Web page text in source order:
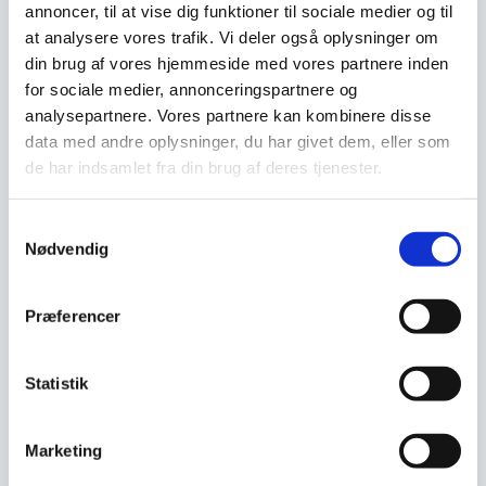
annoncer, til at vise dig funktioner til sociale medier og til
at analysere vores trafik. Vi deler også oplysninger om
din brug af vores hjemmeside med vores partnere inden
for sociale medier, annonceringspartnere og
analysepartnere. Vores partnere kan kombinere disse
data med andre oplysninger, du har givet dem, eller som
de har indsamlet fra din brug af deres tjenester.
Nødvendig
Præferencer
Statistik
Marketing
Har du spørgsmål til varen? Klik her
Vi prismatcher - Klik her
Relaterede varer
SPAR 28%